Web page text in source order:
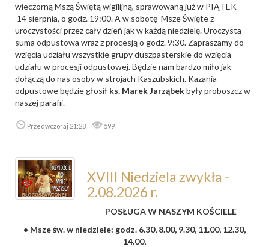
wieczorną Mszą Świętą wigilijną, sprawowaną już w PIĄTEK
14 sierpnia, o godz. 19:00. A w sobotę Msze Święte z
uroczystości przez cały dzień jak w każdą niedzielę. Uroczysta
suma odpustowa wraz z procesją o godz. 9:30. Zapraszamy do
wzięcia udziału wszystkie grupy duszpasterskie do wzięcia
udziału w procesji odpustowej. Będzie nam bardzo miło jak
dołączą do nas osoby w strojach Kaszubskich. Kazania
odpustowe będzie głosił ks. Marek Jarząbekbyły proboszcz w
naszej parafii.
Przedwczoraj 21:28 599
XVIII Niedziela zwykła -
2.08.2026 r.
POSŁUGA W NASZYM KOŚCIELE
• Msze św. w niedziele: godz. 6.30, 8.00, 9.30, 11.00, 12.30,
14.00,